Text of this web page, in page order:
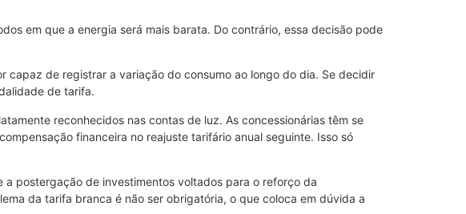
em que a energia será mais barata. Do contrário, essa decisão pode
de registrar a variação do consumo ao longo do dia. Se decidir
de tarifa.
reconhecidos nas contas de luz. As concessionárias têm se
financeira no reajuste tarifário anual seguinte. Isso só
postergação de investimentos voltados para o reforço da
da tarifa branca é não ser obrigatória, o que coloca em dúvida a